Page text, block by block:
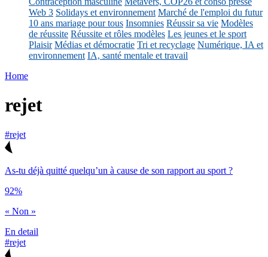
Web 3 Solidays et environnement Marché de l'emploi du futur
10 ans mariage pour tous Insomnies Réussir sa vie Modèles
de réussite Réussite et rôles modèles Les jeunes et le sport
Plaisir Médias et démocratie Tri et recyclage Numérique, IA et
environnement IA, santé mentale et travail
Home
rejet
#rejet
As-tu déjà quitté quelqu’un à cause de son rapport au sport ?
92%
« Non »
En detail
#rejet